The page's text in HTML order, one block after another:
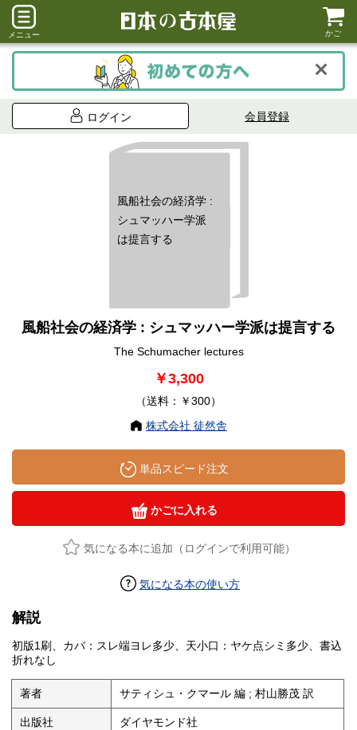
メニュー かご
ログイン 会員登録
風船社会の経済学 :
シュマッハー学派
は提言する
風船社会の経済学 : シュマッハー学派は提言する
The Schumacher lectures
￥3,300
（送料：￥300）
株式会社 徒然舎
単品スピード注文
かごに入れる
気になる本に追加（ログインで利用可能）
気になる本の使い方
解説
初版1刷、カバ：スレ端ヨレ多少、天小口：ヤケ点シミ多少、書込
折れなし
著者 サティシュ・クマール 編 ; 村山勝茂 訳
出版社 ダイヤモンド社